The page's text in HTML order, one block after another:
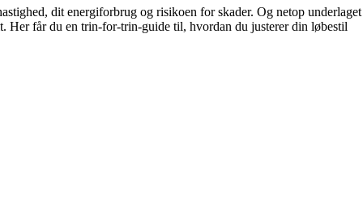
dit energiforbrug og risikoen for skader. Og netop underlaget
Her får du en trin-for-trin-guide til, hvordan du justerer din løbestil